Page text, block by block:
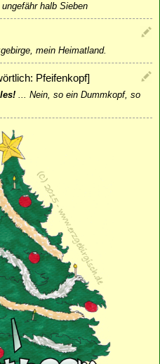
halb Sieben
mein Heimatland.
Pfeifenkopf]
... Nein, so ein Dummkopf, so